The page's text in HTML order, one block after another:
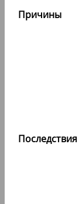
Причины
Последствия